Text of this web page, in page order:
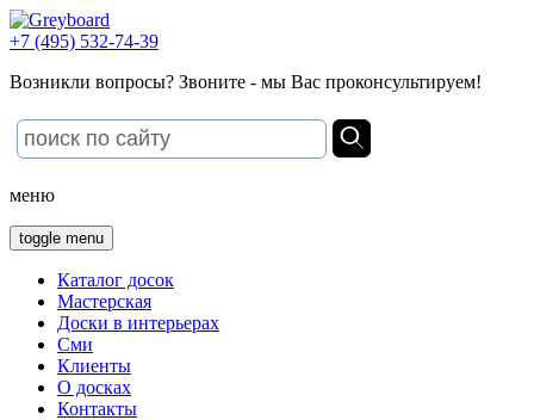
+7 (495) 532-74-39
Возникли вопросы? Звоните - мы Вас проконсультируем!
меню
toggle menu
Каталог досок
Мастерская
Доски в интерьерах
Сми
Клиенты
О досках
Контакты